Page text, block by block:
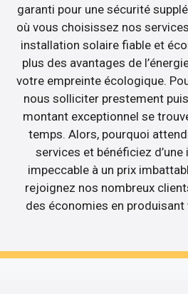
garanti pour une sécurité
où vous choisissez nos
installation solaire fiable et
plus des avantages de
votre empreinte écologique.
nous solliciter prestement
montant exceptionnel se
temps. Alors, pourquoi
services et bénéficiez
impeccable à un prix
rejoignez nos nombreux
des économies en